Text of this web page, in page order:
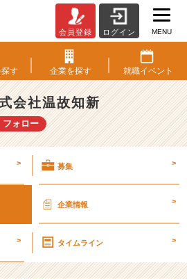
会員登録 ログイン MENU
探す 企業を探す 就職イベント
会社温故知新
フォロー
> 募集 >
企業情報 >
> タイムライン >